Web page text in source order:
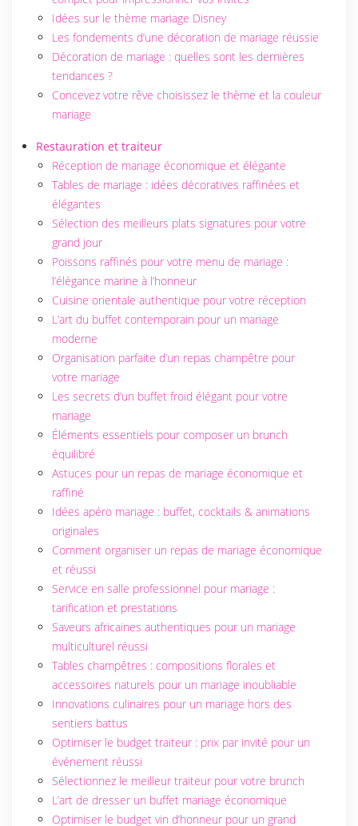
Idées sur le thème mariage Disney
Les fondements d’une décoration de mariage réussie
Décoration de mariage : quelles sont les dernières
tendances ?
Concevez votre rêve choisissez le thème et la couleur
mariage
Restauration et traiteur
Réception de mariage économique et élégante
Tables de mariage : idées décoratives raffinées et
élégantes
Sélection des meilleurs plats signatures pour votre
grand jour
Poissons raffinés pour votre menu de mariage :
l’élégance marine à l’honneur
Cuisine orientale authentique pour votre réception
L’art du buffet contemporain pour un mariage
moderne
Organisation parfaite d’un repas champêtre pour
votre mariage
Les secrets d’un buffet froid élégant pour votre
mariage
Éléments essentiels pour composer un brunch
équilibré
Astuces pour un repas de mariage économique et
raffiné
Idées apéro mariage : buffet, cocktails & animations
originales
Comment organiser un repas de mariage économique
et réussi
Service en salle professionnel pour mariage :
tarification et prestations
Saveurs africaines authentiques pour un mariage
multiculturel réussi
Tables champêtres : compositions florales et
accessoires naturels pour un mariage inoubliable
Innovations culinaires pour un mariage hors des
sentiers battus
Optimiser le budget traiteur : prix par invité pour un
événement réussi
Sélectionnez le meilleur traiteur pour votre brunch
L’art de dresser un buffet mariage économique
Optimiser le budget vin d’honneur pour un grand